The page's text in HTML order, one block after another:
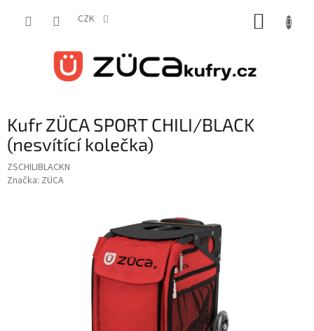
CZK
Kufr ZÜCA SPORT CHILI/BLACK
(nesvítící kolečka)
ZSCHILIBLACKN
Značka: ZÜCA